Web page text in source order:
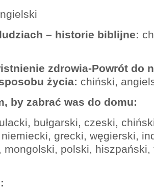
– historie biblijne:
zdrowia-Powrót do
życia: chiński,
by zabrać was do domu:
bułgarski, czeski,
grecki, węgierski,
mongolski, polski,